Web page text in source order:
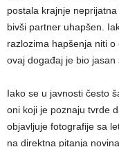
postala krajnje
bivši partner uhapšen.
razlozima hapšenja niti
ovaj događaj je bio jasan
Iako se u javnosti često
oni koji je poznaju tvrde
objavljuje fotografije sa
na direktna pitanja